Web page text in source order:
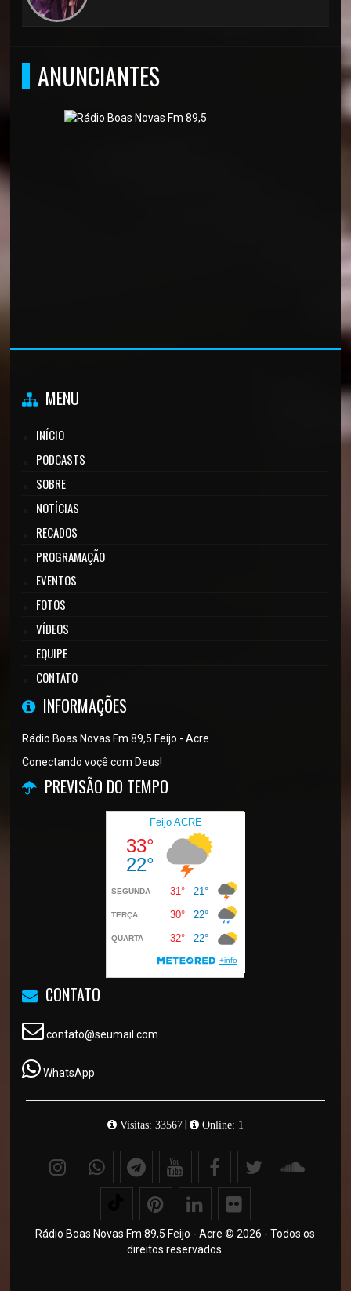
ANUNCIANTES
MENU
INÍCIO
PODCASTS
SOBRE
NOTÍCIAS
RECADOS
PROGRAMAÇÃO
EVENTOS
FOTOS
VÍDEOS
EQUIPE
CONTATO
INFORMAÇÕES
Rádio Boas Novas Fm 89,5 Feijo - Acre
Conectando voçê com Deus!
PREVISÃO DO TEMPO
CONTATO
contato@seumail.com
WhatsApp
Visitas: 33567| Online: 1
Rádio Boas Novas Fm 89,5 Feijo - Acre © 2026 - Todos os
direitos reservados.